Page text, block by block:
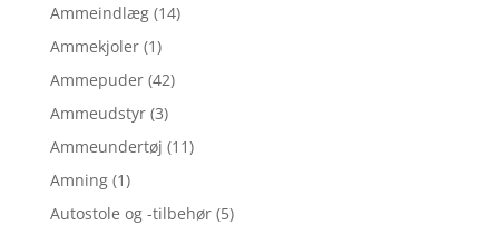
Ammeindlæg (14)
Ammekjoler (1)
Ammepuder (42)
Ammeudstyr (3)
Ammeundertøj (11)
Amning (1)
Autostole og -tilbehør (5)